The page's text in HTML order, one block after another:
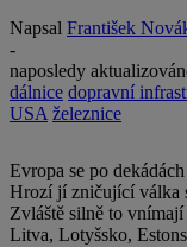
Napsal František
-
naposledy
dálnice dopravní
USA železnice
Evropa se po
Hrozí jí zničující válka
Zvláště silně to
Litva, Lotyšsko,